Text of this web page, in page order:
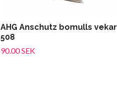
AHG Anschutz bomulls vekar
508
90.00 SEK